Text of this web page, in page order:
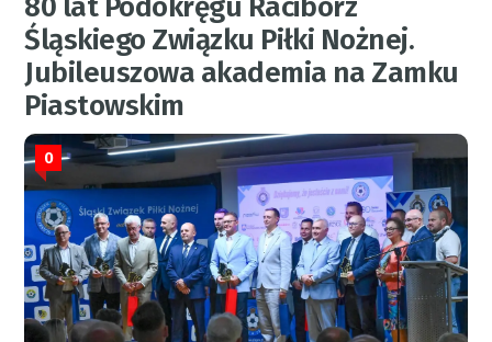
80 lat Podokręgu Racibórz
Śląskiego Związku Piłki Nożnej.
Jubileuszowa akademia na Zamku
Piastowskim
0